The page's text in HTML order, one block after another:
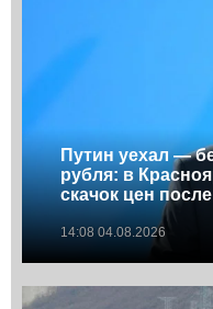
Путин уехал —
рубля: в
скачок цен
14:08 04.08.2026